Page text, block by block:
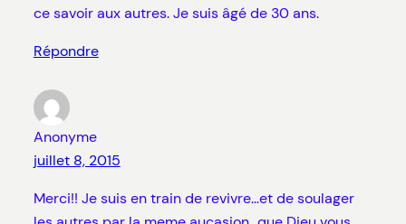
ce savoir aux autres. Je suis âgé de 30 ans.
Répondre
Anonyme
juillet 8, 2015
Merci!! Je suis en train de revivre…et de soulager